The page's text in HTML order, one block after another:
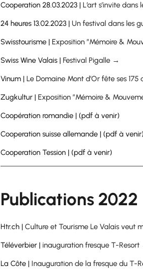
Cooperation 28.03.2023 | L’art s’invite
24 heures 13.02.2023 | Un festival dans les
Swisstourisme | Exposition ”Mémoire &
Swiss Wine Valais | Festival Pigalle →
Vinum | Le Domaine Mont d’Or fête ses 175
Zugkultur | Exposition ”Mémoire &
Coopération romandie | (pdf à venir)
Cooperation suisse allemande | (pdf à
Cooperation Tession | (pdf à venir)
Publications 2022
Htr.ch |Culture et Tourisme Le Valais veut
Téléverbier | inauguration fresque T-Resort
La Côte | Inauguration de la fresque du T-